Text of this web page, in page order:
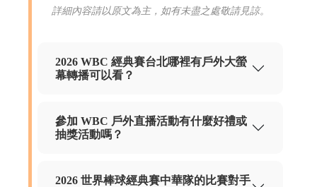
詳細內容請以原文為主，如有未盡之處敬請見諒。
2026 WBC 經典賽台北哪裡有戶外大螢
幕轉播可以看？
參加 WBC 戶外直播活動有什麼好禮或
抽獎活動嗎？
2026 世界棒球經典賽中華隊的比賽對手